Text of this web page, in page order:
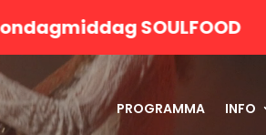
////
PROGRAMMA INFO